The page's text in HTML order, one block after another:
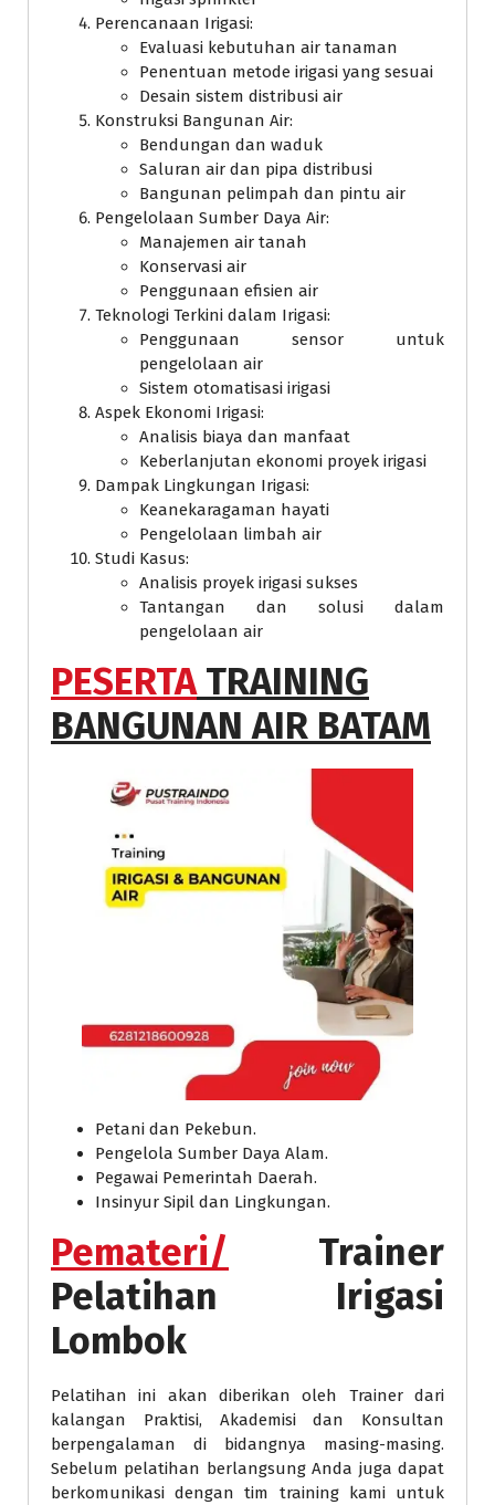
Perencanaan Irigasi:
Evaluasi kebutuhan air tanaman
Penentuan metode irigasi yang sesuai
Desain sistem distribusi air
Konstruksi Bangunan Air:
Bendungan dan waduk
Saluran air dan pipa distribusi
Bangunan pelimpah dan pintu air
Pengelolaan Sumber Daya Air:
Manajemen air tanah
Konservasi air
Penggunaan efisien air
Teknologi Terkini dalam Irigasi:
Penggunaan sensor untuk
pengelolaan air
Sistem otomatisasi irigasi
Aspek Ekonomi Irigasi:
Analisis biaya dan manfaat
Keberlanjutan ekonomi proyek irigasi
Dampak Lingkungan Irigasi:
Keanekaragaman hayati
Pengelolaan limbah air
Studi Kasus:
Analisis proyek irigasi sukses
Tantangan dan solusi dalam
pengelolaan air
PESERTA TRAINING
BANGUNAN AIR BATAM
Petani dan Pekebun.
Pengelola Sumber Daya Alam.
Pegawai Pemerintah Daerah.
Insinyur Sipil dan Lingkungan.
Pemateri/ Trainer
Pelatihan Irigasi
Lombok
Pelatihan ini akan diberikan oleh Trainer dari
kalangan Praktisi, Akademisi dan Konsultan
berpengalaman di bidangnya masing-masing.
Sebelum pelatihan berlangsung Anda juga dapat
berkomunikasi dengan tim training kami untuk